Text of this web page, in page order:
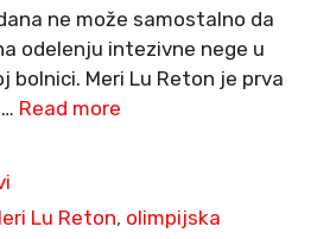
ne može samostalno da
odelenju intezivne nege u
bolnici. Meri Lu Reton je prva
Read more
Lu Reton, olimpijska